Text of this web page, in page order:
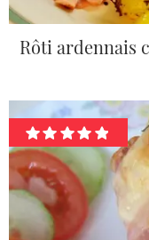
Rôti ardennais